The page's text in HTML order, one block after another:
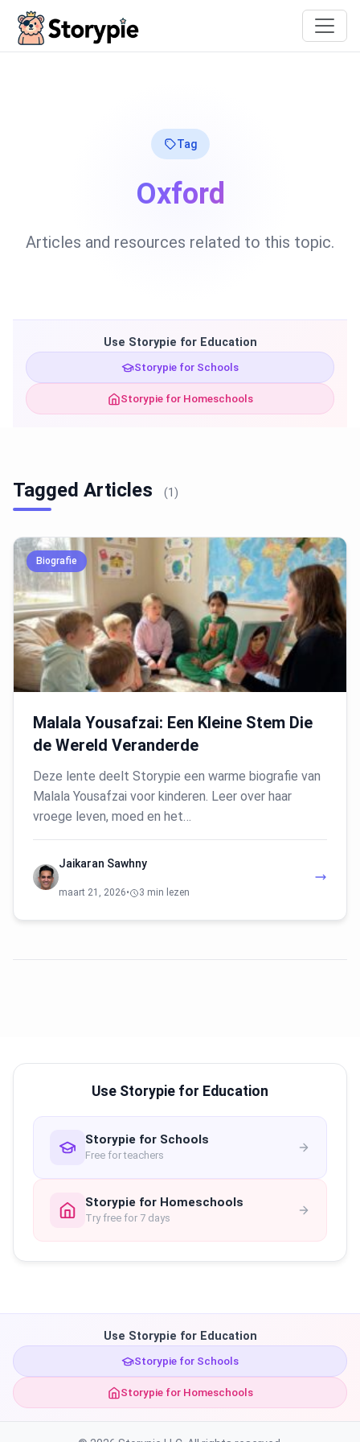
Tag
Oxford
Articles and resources related to this topic.
Use Storypie for Education
Storypie for Schools
Storypie for Homeschools
Tagged Articles (1)
Biografie
Malala Yousafzai: Een Kleine Stem Die
de Wereld Veranderde
Deze lente deelt Storypie een warme biografie van
Malala Yousafzai voor kinderen. Leer over haar
vroege leven, moed en het…
Jaikaran Sawhny
maart 21, 2026• 3 min lezen
Use Storypie for Education
Storypie for Schools
Free for teachers
Storypie for Homeschools
Try free for 7 days
Use Storypie for Education
Storypie for Schools
Storypie for Homeschools